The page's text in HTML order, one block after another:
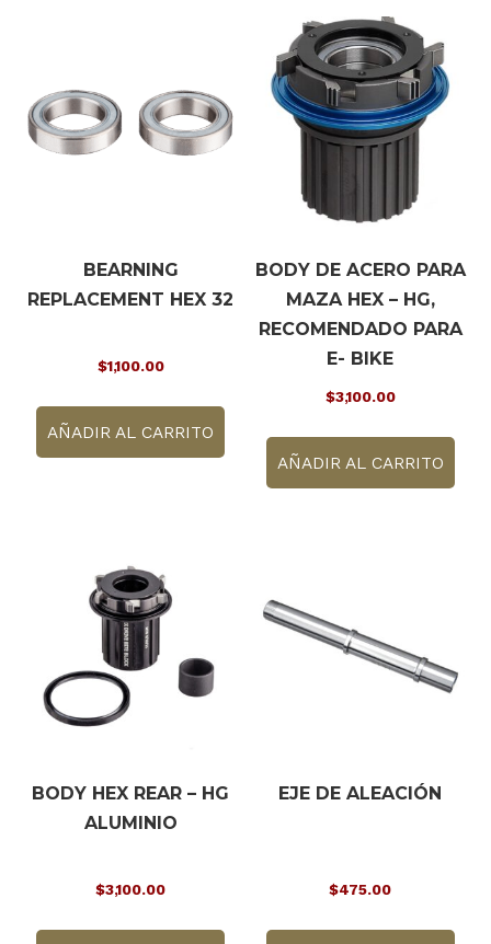
BEARNING
REPLACEMENT HEX 32
$1,100.00
AÑADIR AL CARRITO
BODY DE ACERO PARA
MAZA HEX – HG,
RECOMENDADO PARA
E- BIKE
$3,100.00
AÑADIR AL CARRITO
BODY HEX REAR – HG
ALUMINIO
$3,100.00
EJE DE ALEACIÓN
$475.00